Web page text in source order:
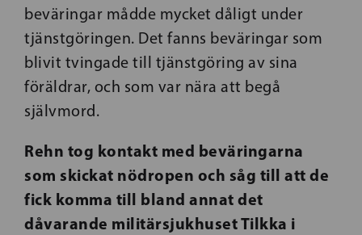
beväringar mådde mycket dåligt under
tjänstgöringen. Det fanns beväringar som
blivit tvingade till tjänstgöring av sina
föräldrar, och som var nära att begå
självmord.
Rehn tog kontakt med beväringarna
som skickat nödropen och såg till att de
fick komma till bland annat det
dåvarande militärsjukhuset Tilkka i